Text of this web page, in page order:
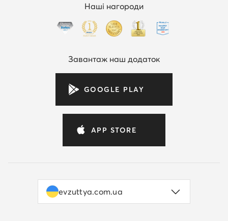
Наші нагороди
Завантаж наш додаток
GOOGLE PLAY
APP STORE
evzuttya.com.ua